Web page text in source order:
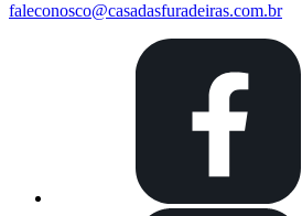
faleconosco@casadasfuradeiras.com.br